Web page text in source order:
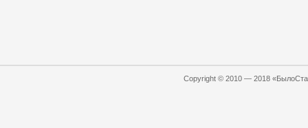
Copyright © 2010 — 2018